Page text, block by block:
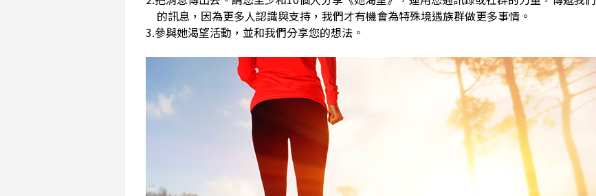
的訊息，因為更多人認識與支持，我們才有機會為特殊境遇族群做更多事情。
3.參與她渴望活動，並和我們分享您的想法。